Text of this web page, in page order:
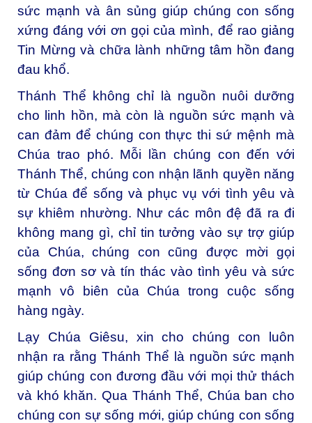
sức mạnh và ân sủng giúp chúng con sống
xứng đáng với ơn gọi của mình, để rao giảng
Tin Mừng và chữa lành những tâm hồn đang
đau khổ.
Thánh Thể không chỉ là nguồn nuôi dưỡng
cho linh hồn, mà còn là nguồn sức mạnh và
can đảm để chúng con thực thi sứ mệnh mà
Chúa trao phó. Mỗi lần chúng con đến với
Thánh Thể, chúng con nhận lãnh quyền năng
từ Chúa để sống và phục vụ với tình yêu và
sự khiêm nhường. Như các môn đệ đã ra đi
không mang gì, chỉ tin tưởng vào sự trợ giúp
của Chúa, chúng con cũng được mời gọi
sống đơn sơ và tín thác vào tình yêu và sức
mạnh vô biên của Chúa trong cuộc sống
hàng ngày.
Lạy Chúa Giêsu, xin cho chúng con luôn
nhận ra rằng Thánh Thể là nguồn sức mạnh
giúp chúng con đương đầu với mọi thử thách
và khó khăn. Qua Thánh Thể, Chúa ban cho
chúng con sự sống mới, giúp chúng con sống